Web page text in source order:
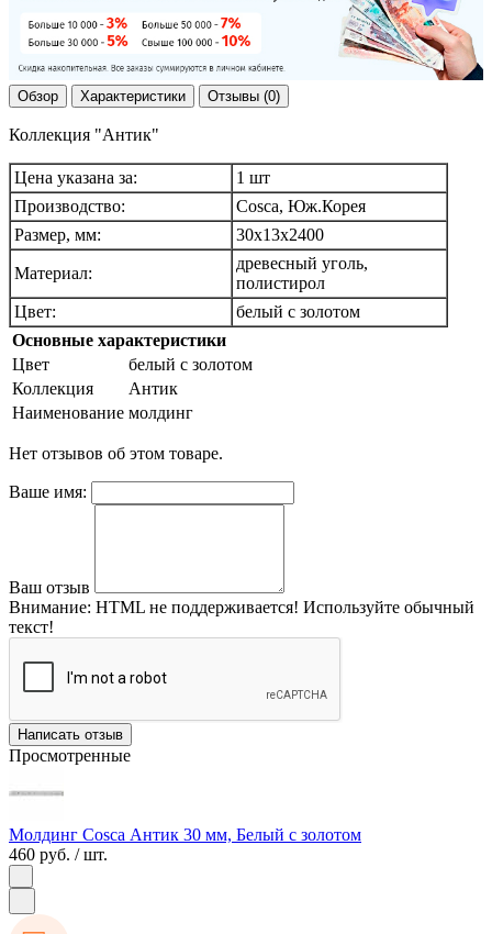
Обзор Характеристики Отзывы (0)
Коллекция "Антик"
Цена указана за:
1 шт
Производство:
Cosca, Юж.Корея
Размер, мм:
30х13х2400
Материал:
древесный уголь,
полистирол
Цвет:
белый с золотом
Основные характеристики
Цвет
белый с золотом
Коллекция
Антик
Наименование молдинг
Нет отзывов об этом товаре.
Ваше имя:
Ваш отзыв
Внимание: HTML не поддерживается! Используйте обычный
текст!
Написать отзыв
Просмотренные
Молдинг Cosca Антик 30 мм, Белый с золотом
460 руб. / шт.